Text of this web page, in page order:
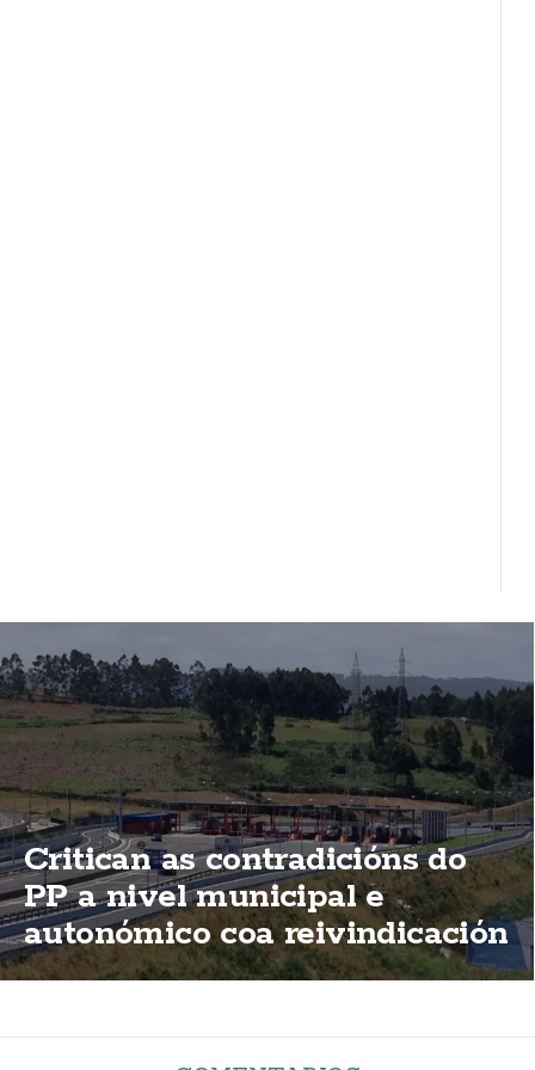
Critican as contradicións do
PP a nivel municipal e
autonómico coa reivindicación
de elimininación das peaxes